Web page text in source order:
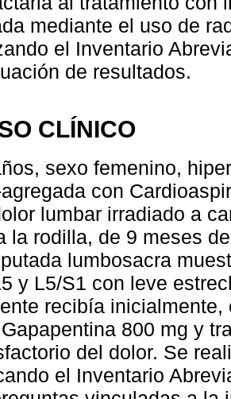
mediante el uso de
el Inventario
de resultados.
CLÍNICO
sexo femenino,
con
lumbar irradiado a
la rodilla, de 9 meses
lumbosacra
y L5/S1 con leve
recibía
800 mg y
del dolor. Se
el Inventario